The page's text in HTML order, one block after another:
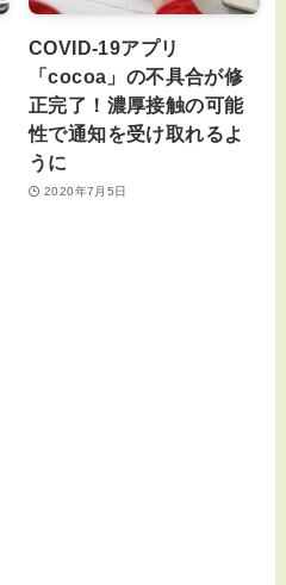
COVID-19アプリ
「cocoa」の不具合が修
正完了！濃厚接触の可能
性で通知を受け取れるよ
うに
2020年7月5日